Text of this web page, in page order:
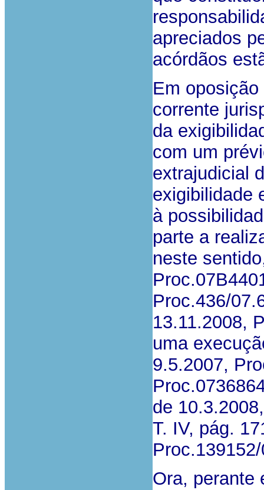
apreciados
acórdãos
Em
corrente
da
com um
extrajudicial
exigibilidade
à
parte a
neste
Proc.436/
13.11.2008,
uma
9.5.2007,
de 10.3.2008,
T. IV, pág.
Ora, perante